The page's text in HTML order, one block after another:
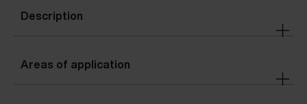
Description
Areas of application